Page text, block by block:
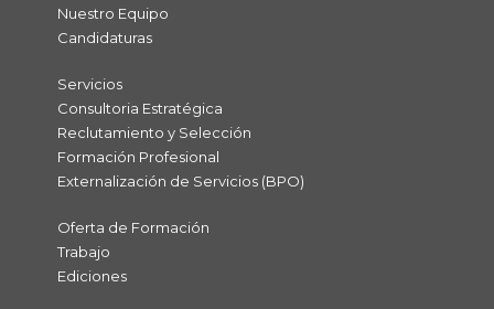
Nuestro Equipo
Candidaturas
Servicios
Consultoria Estratégica
Reclutamiento y Selección
Formación Profesional
Externalización de Servicios (BPO)
Oferta de Formación
Trabajo
Ediciones